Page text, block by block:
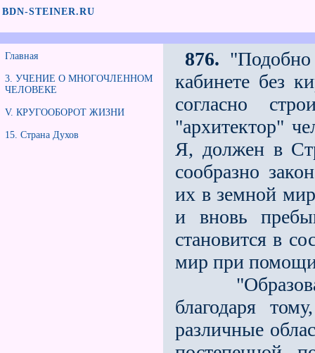
BDN-STEINER.RU
Главная
3. УЧЕНИЕ О МНОГОЧЛЕННОМ
ЧЕЛОВЕКЕ
V. КРУГООБОРОТ ЖИЗНИ
15. Страна Духов
876.
кабинете без
согласно
"архитектор"
Я, должен в
сообразно
их в земной
и вновь
становится в
мир при
благодаря
различные